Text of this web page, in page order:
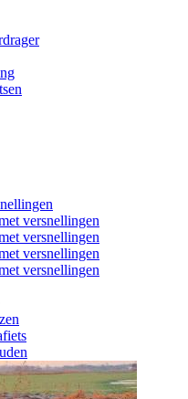
versnellingen
versnellingen
versnellingen
versnellingen